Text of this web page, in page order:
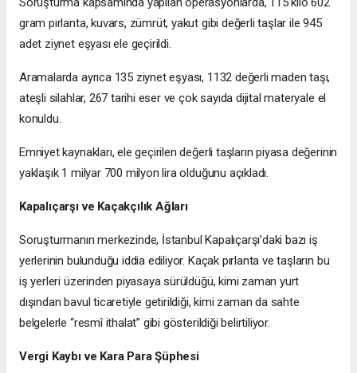
gram pırlanta, kuvars, zümrüt, yakut gibi değerli taşlar ile 945
adet ziynet eşyası ele geçirildi.
Aramalarda ayrıca 135 ziynet eşyası, 1132 değerli maden taşı,
ateşli silahlar, 267 tarihi eser ve çok sayıda dijital materyale el
konuldu.
Emniyet kaynakları, ele geçirilen değerli taşların piyasa değerinin
yaklaşık 1 milyar 700 milyon lira olduğunu açıkladı.
Kapalıçarşı ve Kaçakçılık Ağları
Soruşturmanın merkezinde, İstanbul Kapalıçarşı’daki bazı iş
yerlerinin bulunduğu iddia ediliyor. Kaçak pırlanta ve taşların bu
iş yerleri üzerinden piyasaya sürüldüğü, kimi zaman yurt
dışından bavul ticaretiyle getirildiği, kimi zaman da sahte
belgelerle “resmî ithalat” gibi gösterildiği belirtiliyor.
Vergi Kaybı ve Kara Para Şüphesi